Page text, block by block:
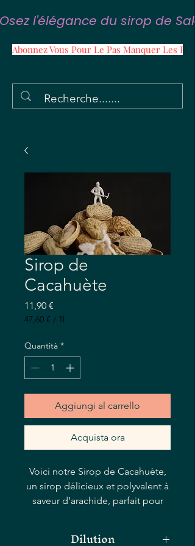
Osez l'élégance du sirop de
Abonnez Vous Pour Le Pas Manquer Les
Sirop de
Cacahuète
11,90 €
47,60 € / 1l
ogni
1
litro
Quantità *
Aggiungi al carrello
Acquista ora
Voici notre Sirop de Cacahuète,
un sirop délicieux et polyvalent à
saveur d’arachide, parfait pour
Dilution